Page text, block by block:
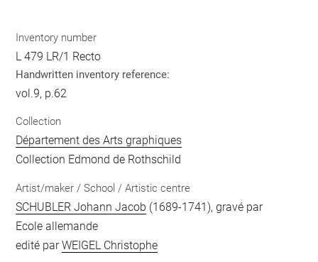
Inventory number
L 479 LR/1 Recto
Handwritten inventory reference:
vol.9, p.62
Collection
Département des Arts graphiques
Collection Edmond de Rothschild
Artist/maker / School / Artistic centre
SCHUBLER Johann Jacob (1689-1741), gravé par
Ecole allemande
edité parWEIGEL Christophe